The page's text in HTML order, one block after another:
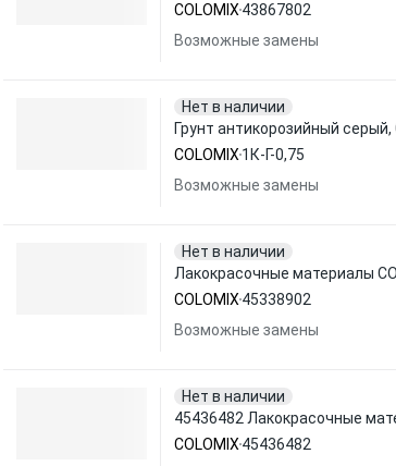
COLOMIX 43867802
Возможные замены
Нет в наличии
Грунт антикорозийный серый,
COLOMIX 1К-Г-0,75
Возможные замены
Нет в наличии
Лакокрасочные материалы
COLOMIX 45338902
Возможные замены
Нет в наличии
45436482 Лакокрасочные
COLOMIX 45436482